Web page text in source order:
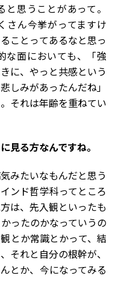
思うことがあって。
さん今挙がってますけ
ことってあるなと思っ
な面においても、「強
に、やっと共感という
しみがあったんだね」
それは年齢を重ねてい
見る方なんですね。
みたいなもんだと思う
ンド哲学科ってところ
は、先入観といったも
ったのかなっていうの
とか常識とかって、結
それと自分の根幹が、
とか、今になってみる